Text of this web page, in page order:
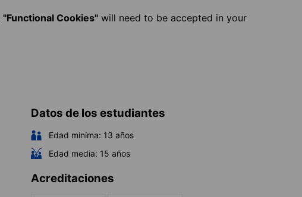
"Functional Cookies" will need to be accepted in your
Datos de los estudiantes
Edad mínima: 13 años
Edad media: 15 años
Acreditaciones